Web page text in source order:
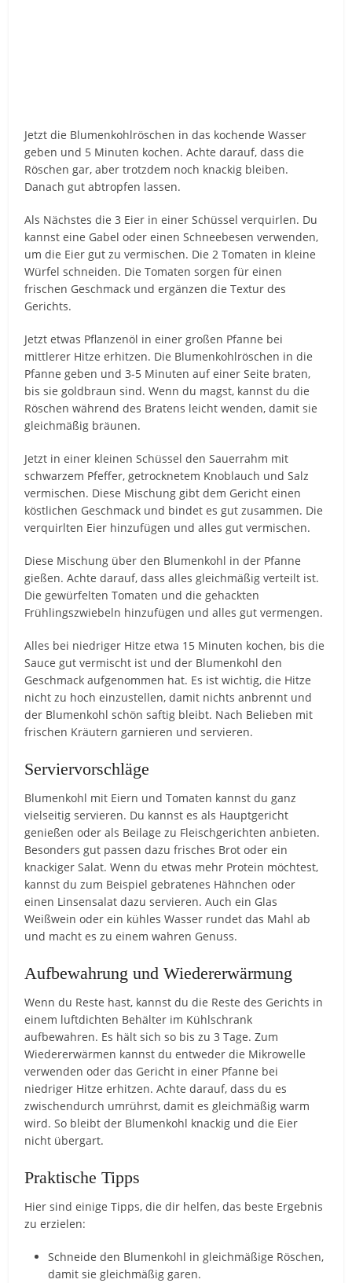
Jetzt die Blumenkohlröschen in das kochende Wasser
geben und 5 Minuten kochen. Achte darauf, dass die
Röschen gar, aber trotzdem noch knackig bleiben.
Danach gut abtropfen lassen.
Als Nächstes die 3 Eier in einer Schüssel verquirlen. Du
kannst eine Gabel oder einen Schneebesen verwenden,
um die Eier gut zu vermischen. Die 2 Tomaten in kleine
Würfel schneiden. Die Tomaten sorgen für einen
frischen Geschmack und ergänzen die Textur des
Gerichts.
Jetzt etwas Pflanzenöl in einer großen Pfanne bei
mittlerer Hitze erhitzen. Die Blumenkohlröschen in die
Pfanne geben und 3-5 Minuten auf einer Seite braten,
bis sie goldbraun sind. Wenn du magst, kannst du die
Röschen während des Bratens leicht wenden, damit sie
gleichmäßig bräunen.
Jetzt in einer kleinen Schüssel den Sauerrahm mit
schwarzem Pfeffer, getrocknetem Knoblauch und Salz
vermischen. Diese Mischung gibt dem Gericht einen
köstlichen Geschmack und bindet es gut zusammen. Die
verquirlten Eier hinzufügen und alles gut vermischen.
Diese Mischung über den Blumenkohl in der Pfanne
gießen. Achte darauf, dass alles gleichmäßig verteilt ist.
Die gewürfelten Tomaten und die gehackten
Frühlingszwiebeln hinzufügen und alles gut vermengen.
Alles bei niedriger Hitze etwa 15 Minuten kochen, bis die
Sauce gut vermischt ist und der Blumenkohl den
Geschmack aufgenommen hat. Es ist wichtig, die Hitze
nicht zu hoch einzustellen, damit nichts anbrennt und
der Blumenkohl schön saftig bleibt. Nach Belieben mit
frischen Kräutern garnieren und servieren.
Serviervorschläge
Blumenkohl mit Eiern und Tomaten kannst du ganz
vielseitig servieren. Du kannst es als Hauptgericht
genießen oder als Beilage zu Fleischgerichten anbieten.
Besonders gut passen dazu frisches Brot oder ein
knackiger Salat. Wenn du etwas mehr Protein möchtest,
kannst du zum Beispiel gebratenes Hähnchen oder
einen Linsensalat dazu servieren. Auch ein Glas
Weißwein oder ein kühles Wasser rundet das Mahl ab
und macht es zu einem wahren Genuss.
Aufbewahrung und Wiedererwärmung
Wenn du Reste hast, kannst du die Reste des Gerichts in
einem luftdichten Behälter im Kühlschrank
aufbewahren. Es hält sich so bis zu 3 Tage. Zum
Wiedererwärmen kannst du entweder die Mikrowelle
verwenden oder das Gericht in einer Pfanne bei
niedriger Hitze erhitzen. Achte darauf, dass du es
zwischendurch umrührst, damit es gleichmäßig warm
wird. So bleibt der Blumenkohl knackig und die Eier
nicht übergart.
Praktische Tipps
Hier sind einige Tipps, die dir helfen, das beste Ergebnis
zu erzielen:
Schneide den Blumenkohl in gleichmäßige Röschen,
damit sie gleichmäßig garen.